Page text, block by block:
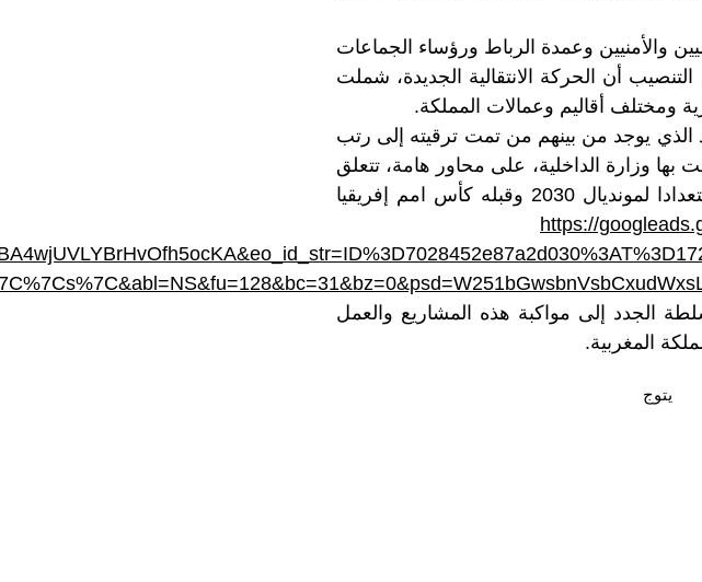
وعمدة الرباط ورؤساء الجماعات
أن الحركة الانتقالية الجديدة، شملت
الذي يوجد من بينهم من تمت ترقيته إلى رتب
بها وزارة الداخلية، على محاور هامة، تتعلق
بتنزيل الأوراش التي تعرفها الرباط عاصمة الأنوار، استعدادا لمونديال 2030 وقبله كأس امم إفريقيا
https://
الجدد إلى مواكبة هذه المشاريع والعمل
المغربية.
يتوج